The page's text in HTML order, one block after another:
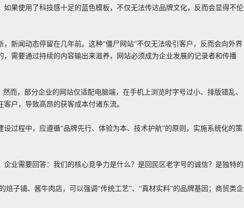
果使用了科技感十足的蓝色模板，不仅无法传达品牌文化，反而会显得不伦
新闻动态停留在几年前。这种“僵尸网站”不仅无法吸引客户，反而会向外界
需要通过持续的内容输出来滋养，网站必须成为企业发展的记录者和传播
而，部分企业的网站仅适配电脑端，在手机上浏览时字号过小、排版错乱、
户，导致高昂的获客成本付诸东流。
过程中，应遵循“品牌先行、体验为本、技术护航”的原则，实施系统化的策
业需要回答：我们的核心竞争力是什么？是回民区老字号的诚信？是独特的
子铺、酱牛肉店，可以强调“传统工艺”、“真材实料”的品牌基因；商贸类企